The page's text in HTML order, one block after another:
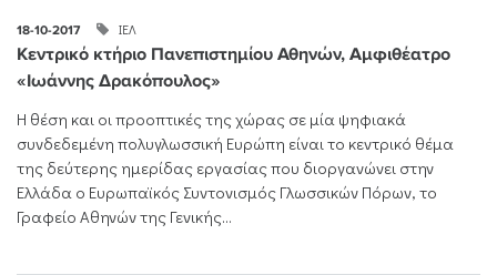
18-10-2017 ΙΕΛ
Κεντρικό κτήριο Πανεπιστημίου Αθηνών, Αμφιθέατρο
«Ιωάννης Δρακόπουλος»
Η θέση και οι προοπτικές της χώρας σε μία ψηφιακά
συνδεδεμένη πολυγλωσσική Ευρώπη είναι το κεντρικό θέμα
της δεύτερης ημερίδας εργασίας που διοργανώνει στην
Ελλάδα ο Ευρωπαϊκός Συντονισμός Γλωσσικών Πόρων, το
Γραφείο Αθηνών της Γενικής...